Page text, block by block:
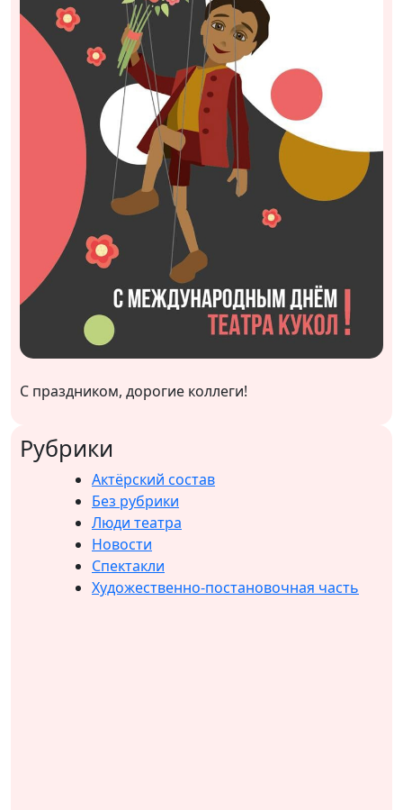
С праздником, дорогие коллеги!
Рубрики
Актёрский состав
Без рубрики
Люди театра
Новости
Спектакли
Художественно-постановочная часть